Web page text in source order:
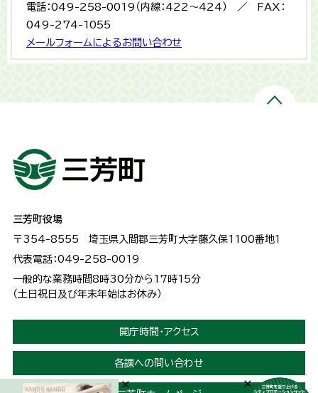
電話：049-258-0019（内線：422～424） ／ FAX：
049-274-1055
メールフォームによるお問い合わせ
三芳町役場
〒354-8555 埼玉県入間郡三芳町大字藤久保1100番地１
代表電話：049-258-0019
一般的な業務時間8時30分から17時15分
（土日祝日及び年末年始はお休み）
開庁時間・アクセス
各課への問い合わせ